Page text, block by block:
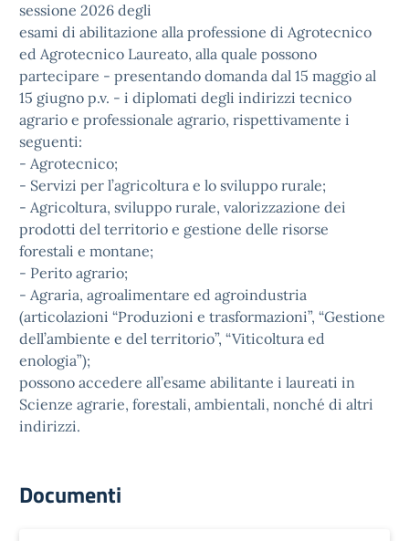
sessione 2026 degli
esami di abilitazione alla professione di Agrotecnico
ed Agrotecnico Laureato, alla quale possono
partecipare - presentando domanda dal 15 maggio al
15 giugno p.v. - i diplomati degli indirizzi tecnico
agrario e professionale agrario, rispettivamente i
seguenti:
- Agrotecnico;
- Servizi per l’agricoltura e lo sviluppo rurale;
- Agricoltura, sviluppo rurale, valorizzazione dei
prodotti del territorio e gestione delle risorse
forestali e montane;
- Perito agrario;
- Agraria, agroalimentare ed agroindustria
(articolazioni “Produzioni e trasformazioni”, “Gestione
dell’ambiente e del territorio”, “Viticoltura ed
enologia”);
possono accedere all’esame abilitante i laureati in
Scienze agrarie, forestali, ambientali, nonché di altri
indirizzi.
Documenti